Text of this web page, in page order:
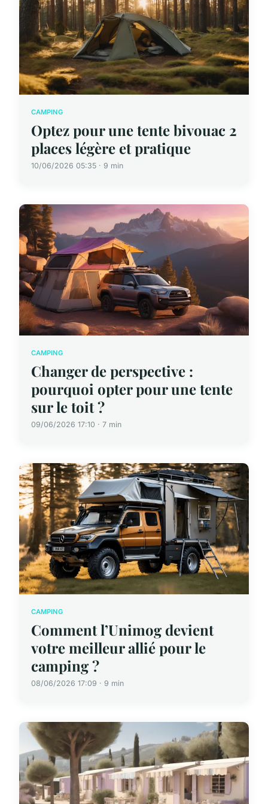
CAMPING
Optez pour une tente bivouac 2
places légère et pratique
10/06/2026 05:35 · 9 min
CAMPING
Changer de perspective :
pourquoi opter pour une tente
sur le toit ?
09/06/2026 17:10 · 7 min
CAMPING
Comment l’Unimog devient
votre meilleur allié pour le
camping ?
08/06/2026 17:09 · 9 min